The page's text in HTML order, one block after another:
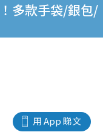
多款手袋/銀包/
用 App 睇文